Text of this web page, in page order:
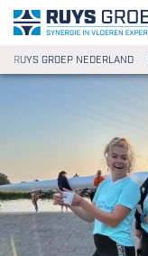
Ga naar content
Ruys Groep
RUYS GROEP NEDERLAND